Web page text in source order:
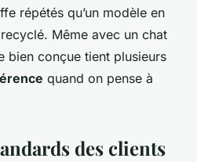
répétés qu’un modèle en
Même avec un chat
bien conçue tient plusieurs
quand on pense à
des clients